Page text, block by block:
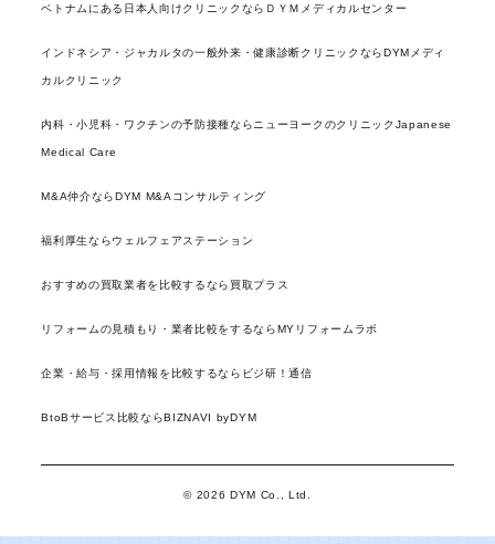
ベトナムにある日本人向けクリニックならＤＹＭメディカルセンター
インドネシア・ジャカルタの一般外来・健康診断クリニックならDYMメディ
カルクリニック
内科・小児科・ワクチンの予防接種ならニューヨークのクリニックJapanese
Medical Care
M&A仲介ならDYM M&Aコンサルティング
福利厚生ならウェルフェアステーション
おすすめの買取業者を比較するなら買取プラス
リフォームの見積もり・業者比較をするならMYリフォームラボ
企業・給与・採用情報を比較するならビジ研！通信
BtoBサービス比較ならBIZNAVI byDYM
© 2026 DYM Co., Ltd.